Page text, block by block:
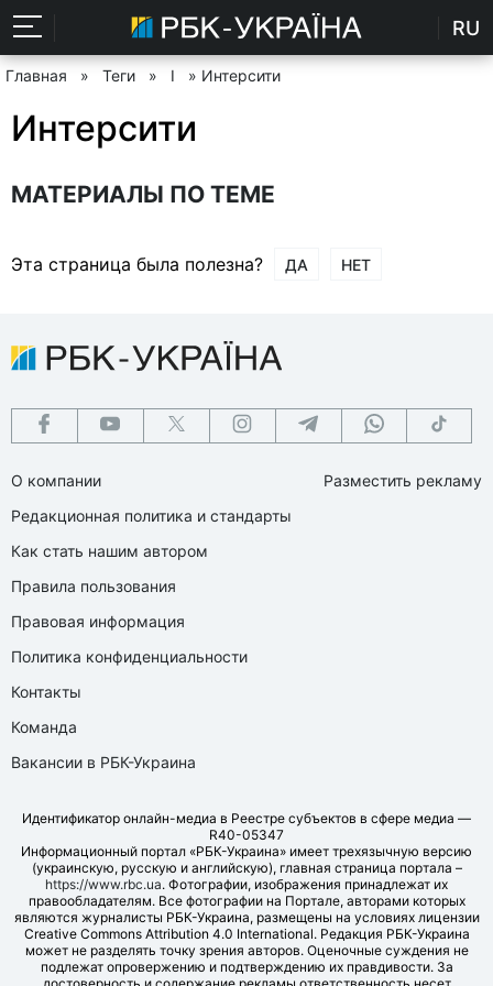
RU
Главная » Теги » І » Интерсити
Интерсити
МАТЕРИАЛЫ ПО ТЕМЕ
Эта страница была полезна? ДА НЕТ
О компании
Редакционная политика и стандарты
Как стать нашим автором
Правила пользования
Правовая информация
Политика конфиденциальности
Контакты
Команда
Вакансии в РБК-Украина
Разместить рекламу
Идентификатор онлайн-медиа в Реестре субъектов в сфере медиа —
R40-05347
Информационный портал «РБК-Украина» имеет трехязычную версию
(украинскую, русскую и английскую), главная страница портала –
https://www.rbc.ua. Фотографии, изображения принадлежат их
правообладателям. Все фотографии на Портале, авторами которых
являются журналисты РБК-Украина, размещены на условиях лицензии
Creative Commons Attribution 4.0 International. Редакция РБК-Украина
может не разделять точку зрения авторов. Оценочные суждения не
подлежат опровержению и подтверждению их правдивости. За